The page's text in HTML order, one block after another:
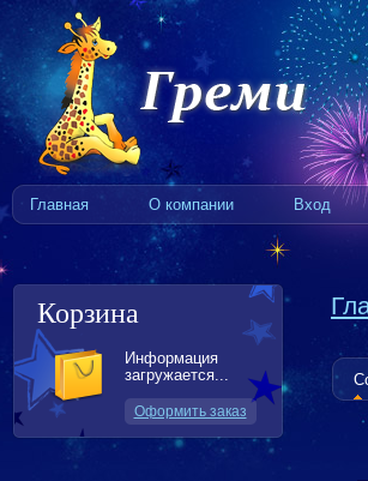
Главная О компании Вход
Корзина
Информация
загружается...
Оформить заказ